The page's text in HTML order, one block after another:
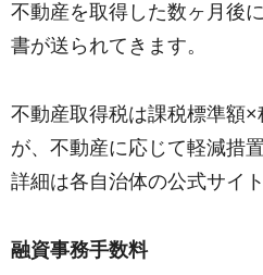
不動産を取得した数ヶ月後
書が送られてきます。
不動産取得税は課税標準額
が、不動産に応じて軽減措
詳細は各自治体の公式サイ
融資事務手数料